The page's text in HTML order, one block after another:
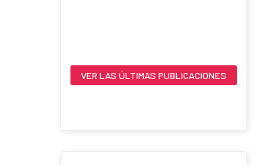
VER LAS ÚLTIMAS PUBLICACIONES